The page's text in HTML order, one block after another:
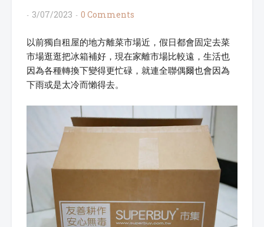
3/07/2023 0 Comments
以前獨自租屋的地方離菜市場近，假日都會固定去菜
市場逛逛把冰箱補好，現在家離市場比較遠，生活也
因為各種轉換下變得更忙碌，就連全聯偶爾也會因為
下雨或是太冷而懶得去。